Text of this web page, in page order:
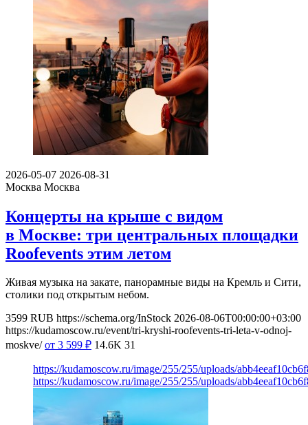
2026-05-07 2026-08-31
Москва Москва
Концерты на крыше с видом
в Москве: три центральных площадки
Roofevents этим летом
Живая музыка на закате, панорамные виды на Кремль и Сити,
столики под открытым небом.
3599 RUB https://schema.org/InStock 2026-08-06T00:00:00+03:00
https://kudamoscow.ru/event/tri-kryshi-roofevents-tri-leta-v-odnoj-
moskve/ от 3 599 ₽ 14.6K 31
https://kudamoscow.ru/image/255/255/uploads/
https://kudamoscow.ru/image/255/255/uploads/